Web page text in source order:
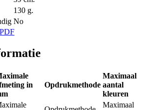
130 g.
No
in
Opdrukmethode
Maximaal
aantal
kleuren
Maximaal